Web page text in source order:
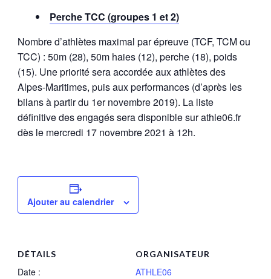
Perche TCC (groupes 1 et 2)
Nombre d’athlètes maximal par épreuve (TCF, TCM ou
TCC) : 50m (28), 50m haies (12), perche (18), poids
(15). Une priorité sera accordée aux athlètes des
Alpes-Maritimes, puis aux performances (d’après les
bilans à partir du 1er novembre 2019). La liste
définitive des engagés sera disponible sur athle06.fr
dès le mercredi 17 novembre 2021 à 12h.
Ajouter au calendrier
DÉTAILS
Date :
ORGANISATEUR
ATHLE06